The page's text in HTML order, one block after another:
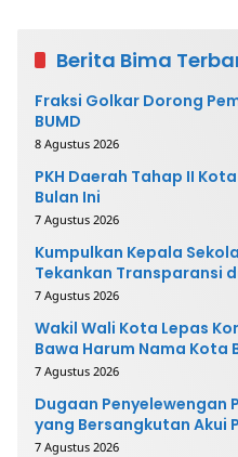
Berita Bima
Fraksi Golkar Dorong
BUMD
8 Agustus 2026
PKH Daerah Tahap II
Bulan Ini
7 Agustus 2026
Kumpulkan Kepala
Tekankan Transparansi
7 Agustus 2026
Wakil Wali Kota Lepas
Bawa Harum Nama Kota
7 Agustus 2026
Dugaan Penyelewengan
yang Bersangkutan Akui
Mengembalikan Uang
7 Agustus 2026